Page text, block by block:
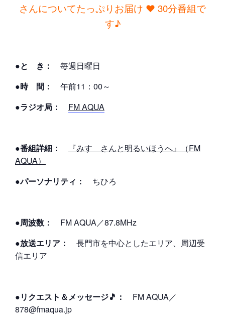
さんについてたっぷりお届け ❤ 30分番組で
す♪
●と き：
毎週日曜日
●時 間： 午前11：00～
●ラジオ局： FM AQUA
●番組詳細：
『みすゞさんと明るいほうへ』（FM
AQUA）
●パーソナリティ：
ちひろ
●周波数：
FM AQUA／87.8MHz
●放送エリア：
長門市を中心としたエリア、周辺受
信エリア
●リクエスト＆メッセージ🎵：
FM AQUA／
878@fmaqua.jp